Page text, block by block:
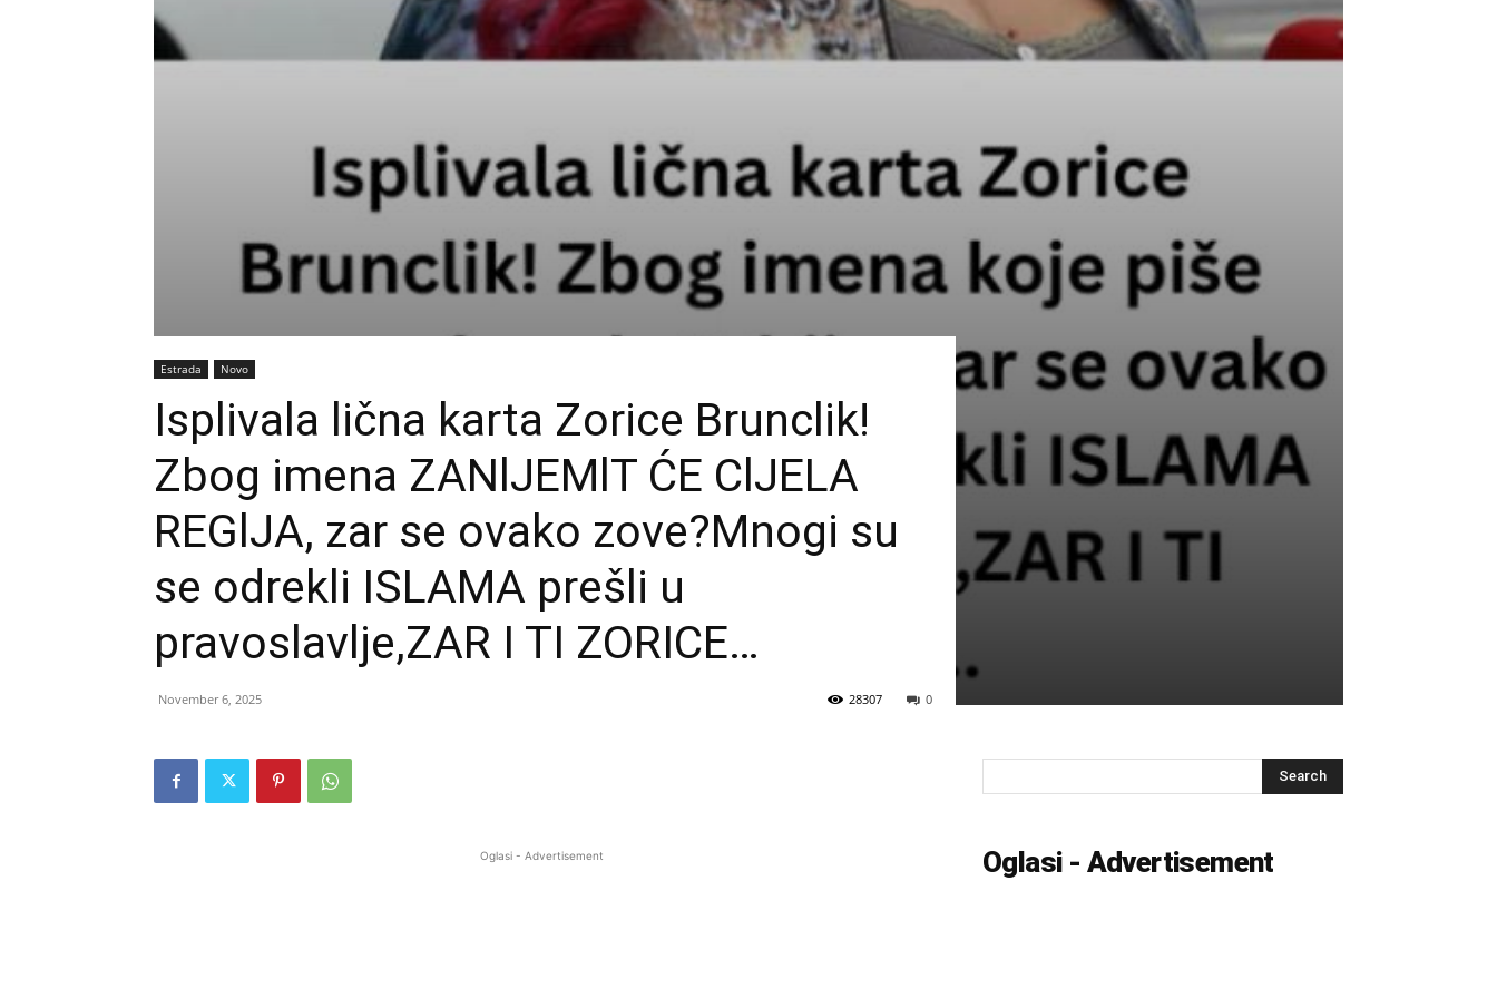
Estrada Novo
Isplivala lična karta Zorice Brunclik!
Zbog imena ZANlJEMlT ĆE ClJELA
REGlJA, zar se ovako zove?Mnogi su
se odrekli ISLAMA prešli u
pravoslavlje,ZAR I TI ZORICE…
November 6, 2025 0
28307
Oglasi - Advertisement Oglasi - Advertisement